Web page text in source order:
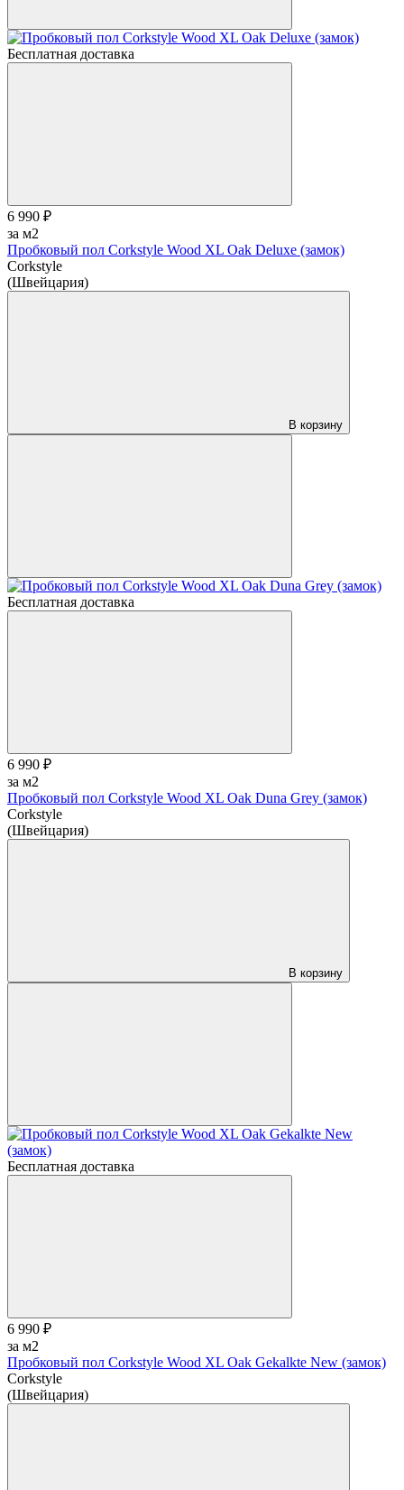
Бесплатная доставка
6 990 ₽
за м2
Пробковый пол Corkstyle Wood XL Oak Deluxe (замок)
Corkstyle
(Швейцария)
В корзину
Бесплатная доставка
6 990 ₽
за м2
Пробковый пол Corkstyle Wood XL Oak Duna Grey (замок)
Corkstyle
(Швейцария)
В корзину
Бесплатная доставка
6 990 ₽
за м2
Пробковый пол Corkstyle Wood XL Oak Gekalkte New (замок)
Corkstyle
(Швейцария)